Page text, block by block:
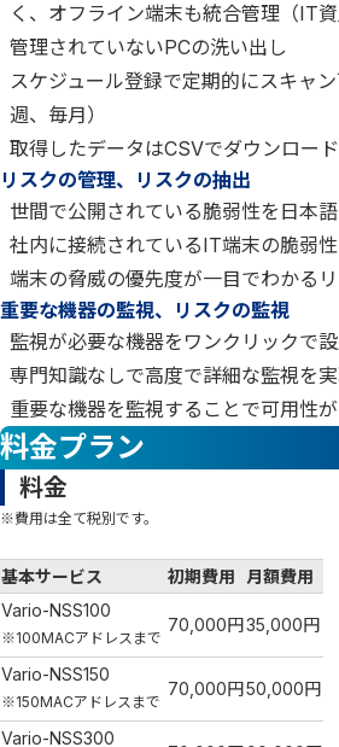
く、オフライン端末も統合管理（IT資
管理されていないPCの洗い出し
スケジュール登録で定期的にスキャ
週、毎月）
取得したデータはCSVでダウンロー
リスクの管理、リスクの抽出
世間で公開されている脆弱性を日本
社内に接続されているIT端末の脆弱
端末の脅威の優先度が一目でわかる
重要な機器の監視、リスクの監視
監視が必要な機器をワンクリックで
専門知識なしで高度で詳細な監視を
重要な機器を監視することで可用性
料金プラン
料金
※費用は全て税別です。
基本サービス 初期費用
月額費用
Vario-NSS100
※100MACアドレスまで
70,000円35,000円
Vario-NSS150
※150MACアドレスまで
70,000円50,000円
Vario-NSS300